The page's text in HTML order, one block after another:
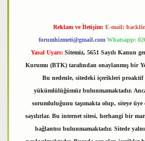
Reklam ve İletişim: E-mail:
forumhizmeti@gmail.com Whatsapp:
Yasal Uyarı: Sitemiz, 5651 Sayılı Kanun
Kurumu (BTK) tarafından onaylanmış bir
Bu nedenle, sitedeki içerikleri proaktif
yükümlülüğümüz bulunmamaktadır.
sorumluluğunu taşımakta olup, siteye
sayılırlar. Bu internet sitesi, herhangi bir
bağlantısı bulunmamaktadır. Sitede